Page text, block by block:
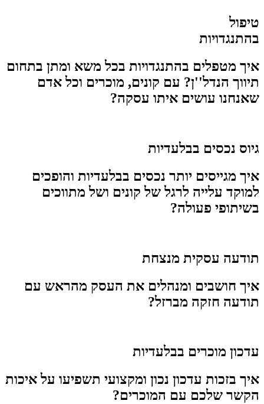
טיפול
בהתנגדויות
איך מטפלים בהתנגדויות בכל משא ומתן בתחום
תיווך הנדל''ן? עם קונים, מוכרים וכל אדם
שאנחנו עושים איתו עסקה?
גיוס נכסים בבלעדיות ​
איך מגייסים יותר נכסים בבלעדיות והופכים
למוקד עלייה לרגל של קונים ושל מתווכים
בשיתופי פעולה?
תודעה עסקית מנצחת
איך חושבים ומנהלים את העסק מהראש עם
תודעה חזקה מברזל?
עדכון מוכרים בבלעדיות
איך בזכות עדכון נכון ומקצועי תשפיעו על איכות
הקשר שלכם עם המוכרים?